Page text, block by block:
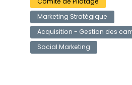
Marketing Stratégique
Acquisition - Gestion des
Social Marketing